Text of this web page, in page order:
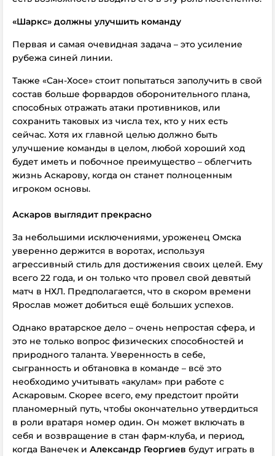
«Шаркс» должны улучшить команду
Первая и самая очевидная задача – это усиление
рубежа синей линии.
Также «Сан-Хосе» стоит попытаться заполучить в свой
состав больше форвардов оборонительного плана,
способных отражать атаки противников, или
сохранить таковых из числа тех, кто у них есть
сейчас. Хотя их главной целью должно быть
улучшение команды в целом, любой хороший ход
будет иметь и побочное преимущество – облегчить
жизнь Аскарову, когда он станет полноценным
игроком основы.
Аскаров выглядит прекрасно
За небольшими исключениями, уроженец Омска
уверенно держится в воротах, используя
агрессивный стиль для достижения своих целей. Ему
всего 22 года, и он только что провел свой девятый
матч в НХЛ. Предполагается, что в скором времени
Ярослав может добиться ещё больших успехов.
Однако вратарское дело – очень непростая сфера, и
это не только вопрос физических способностей и
природного таланта. Уверенность в себе,
сыгранность и обтановка в команде – всё это
необходимо учитывать «акулам» при работе с
Аскаровым. Скорее всего, ему предстоит пройти
планомерный путь, чтобы окончательно утвердиться
в роли вратаря номер один. Он может включать в
себя и возвращение в стан фарм-клуба, и период,
когда Ванечек и Александр Георгиев будут играть в